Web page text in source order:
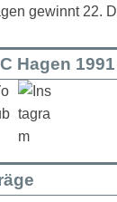
gewinnt 22.
Hagen 1991